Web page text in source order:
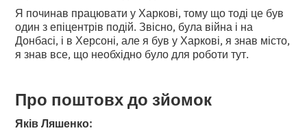
Я починав працювати у Харкові, тому що тоді це був
один з епіцентрів подій. Звісно, була війна і на
Донбасі, і в Херсоні, але я був у Харкові, я знав місто,
я знав все, що необхідно було для роботи тут.
Про поштовх до зйомок
Яків Ляшенко: